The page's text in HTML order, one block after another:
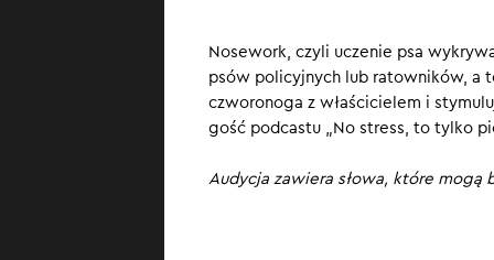
ale czy
Nosework, czyli uczenie psa
psów policyjnych lub ratowników, a
czworonoga z właścicielem i
gość podcastu „No stress, to tylko
Audycja zawiera słowa, które